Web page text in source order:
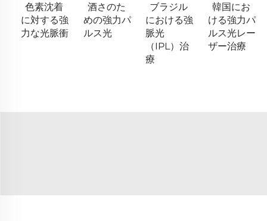
色素沈着
に対する強
力な光脈衝
酒さのた
めの強力パ
ルス光
ブラジル
における強
脈光
（IPL）治
療
韓国にお
ける強力パ
ルス光レー
ザー治療